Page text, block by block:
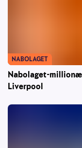
Nabolaget-
Liverpool
NABOLAGET